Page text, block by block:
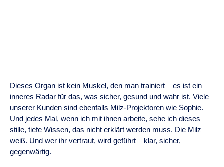
Dieses Organ ist kein Muskel, den man trainiert – es ist ein
inneres Radar für das, was sicher, gesund und wahr ist. Viele
unserer Kunden sind ebenfalls Milz-Projektoren wie Sophie.
Und jedes Mal, wenn ich mit ihnen arbeite, sehe ich dieses
stille, tiefe Wissen, das nicht erklärt werden muss. Die Milz
weiß. Und wer ihr vertraut, wird geführt – klar, sicher,
gegenwärtig.